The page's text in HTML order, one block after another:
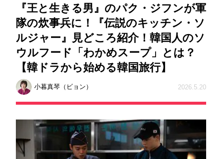
『王と生きる男』のパク・ジフンが軍
隊の炊事兵に！『伝説のキッチン・ソ
ルジャー』見どころ紹介！韓国人のソ
ウルフード「わかめスープ」とは？
【韓ドラから始める韓国旅行】
小暮真琴（ビョン） 2026.5.20